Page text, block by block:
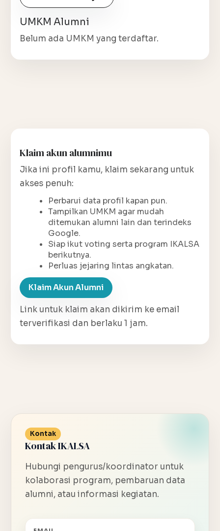
UMKM Alumni
Belum ada UMKM yang terdaftar.
Klaim akun alumnimu
Jika ini profil kamu, klaim sekarang untuk
akses penuh:
Perbarui data profil kapan pun.
Tampilkan UMKM agar mudah
ditemukan alumni lain dan terindeks
Google.
Siap ikut voting serta program IKALSA
berikutnya.
Perluas jejaring lintas angkatan.
Klaim Akun Alumni
Link untuk klaim akan dikirim ke email
terverifikasi dan berlaku 1 jam.
Kontak
Kontak IKALSA
Hubungi pengurus/koordinator untuk
kolaborasi program, pembaruan data
alumni, atau informasi kegiatan.